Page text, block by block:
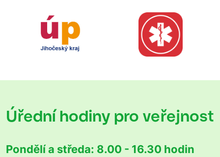
Úřední hodiny pro veřejnost
Pondělí a středa: 8.00 - 16.30 hodin